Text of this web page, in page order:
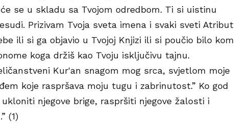
se u skladu sa Tvojom odredbom. Ti si uistinu
Prizivam Tvoja sveta imena i svaki sveti Atribut
ili si ga objavio u Tvojoj Knjizi ili si poučio bilo kom
koga držiš kao Tvoju isključivu tajnu.
Kur'an snagom mog srca, svjetlom moje
koje raspršava moju tugu i zabrinutost.” Ko god
njegove brige, raspršiti njegove žalosti i
(1)